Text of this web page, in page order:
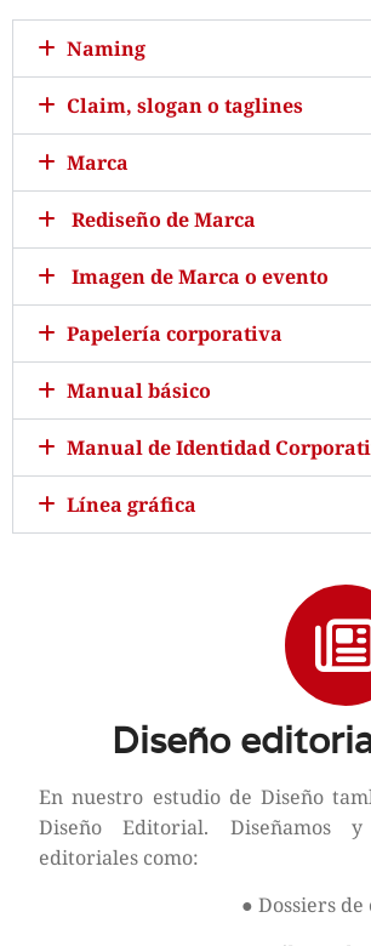
Naming
Claim, slogan o taglines
Marca
Rediseño de Marca
Imagen de Marca o evento
Papelería corporativa
Manual básico
Manual de Identidad
Línea gráfica
Diseño
En nuestro estudio de Diseño
Diseño Editorial. Diseñamos y
editoriales como:
● Dossiers